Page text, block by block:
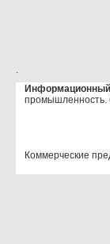
.
промышленность.
Коммерческие